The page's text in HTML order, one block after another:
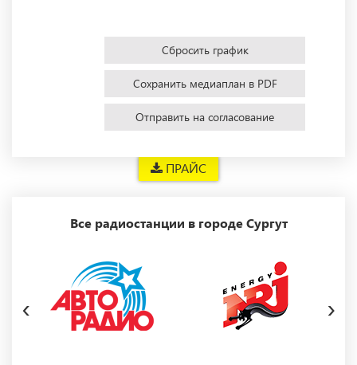
ПРАЙС
Сбросить график
Сохранить медиаплан в PDF
Отправить на согласование
Все радиостанции в городе Сургут
‹ ›